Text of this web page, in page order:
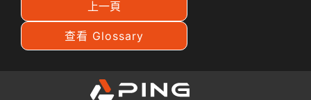
上一頁
查看 Glossary